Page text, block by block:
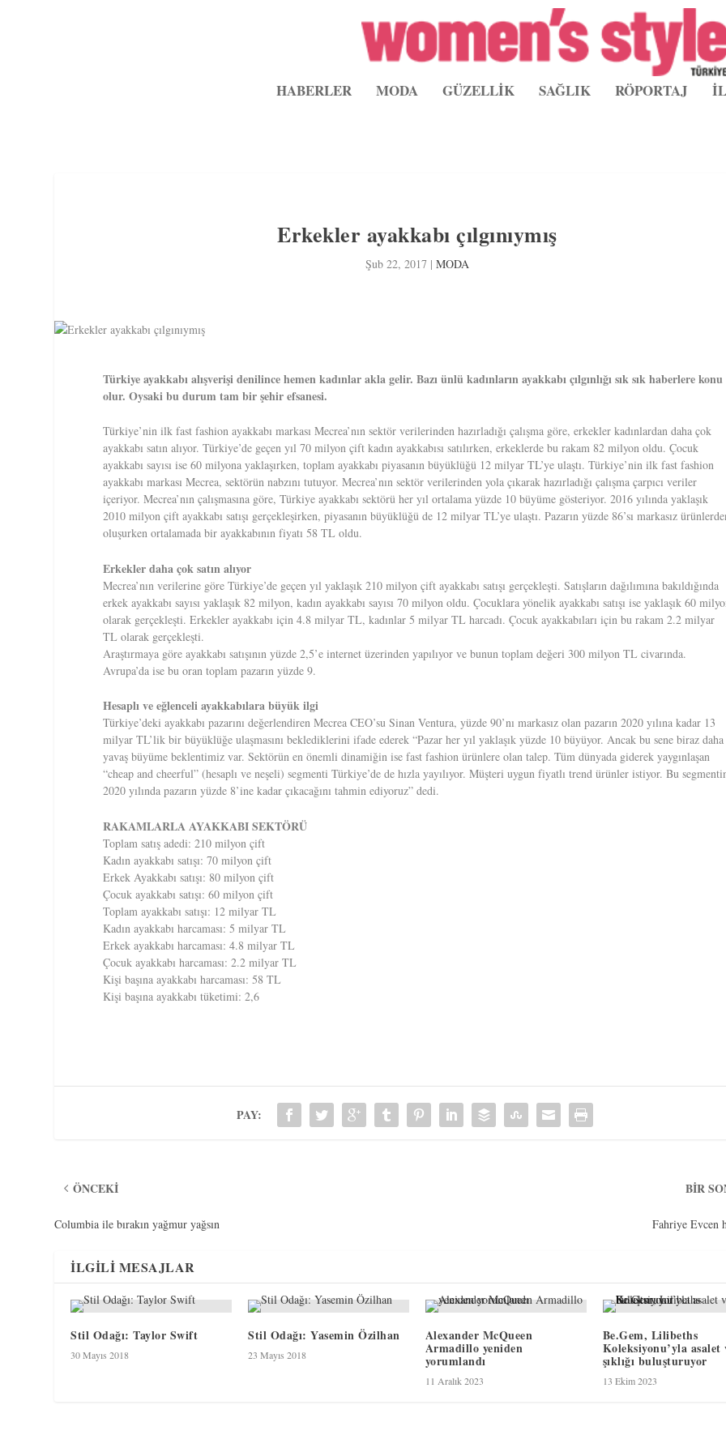
HABERLER MODA GÜZELLİK SAĞLIK RÖPORTAJ
Erkekler ayakkabı çılgınıymış
Şub 22, 2017| MODA
Türkiye ayakkabı alışverişi denilince hemen kadınlar akla gelir. Bazı ünlü kadınların ayakkabı çılgınlığı sık sık haberlere konu
olur. Oysaki bu durum tam bir şehir efsanesi.
Türkiye’nin ilk fast fashion ayakkabı markası Mecrea’nın sektör verilerinden hazırladığı çalışma göre, erkekler kadınlardan daha çok
ayakkabı satın alıyor. Türkiye’de geçen yıl 70 milyon çift kadın ayakkabısı satılırken, erkeklerde bu rakam 82 milyon oldu. Çocuk
ayakkabı sayısı ise 60 milyona yaklaşırken, toplam ayakkabı piyasanın büyüklüğü 12 milyar TL’ye ulaştı. Türkiye’nin ilk fast fashion
ayakkabı markası Mecrea, sektörün nabzını tutuyor. Mecrea’nın sektör verilerinden yola çıkarak hazırladığı çalışma çarpıcı veriler
içeriyor. Mecrea’nın çalışmasına göre, Türkiye ayakkabı sektörü her yıl ortalama yüzde 10 büyüme gösteriyor. 2016 yılında yaklaşık
2010 milyon çift ayakkabı satışı gerçekleşirken, piyasanın büyüklüğü de 12 milyar TL’ye ulaştı. Pazarın yüzde 86’sı markasız
oluşurken ortalamada bir ayakkabının fiyatı 58 TL oldu.
Erkekler daha çok satın alıyor
Mecrea’nın verilerine göre Türkiye’de geçen yıl yaklaşık 210 milyon çift ayakkabı satışı gerçekleşti. Satışların dağılımına bakıldığında
erkek ayakkabı sayısı yaklaşık 82 milyon, kadın ayakkabı sayısı 70 milyon oldu. Çocuklara yönelik ayakkabı satışı ise yaklaşık 60
olarak gerçekleşti. Erkekler ayakkabı için 4.8 milyar TL, kadınlar 5 milyar TL harcadı. Çocuk ayakkabıları için bu rakam 2.2 milyar
TL olarak gerçekleşti.
Araştırmaya göre ayakkabı satışının yüzde 2,5’e internet üzerinden yapılıyor ve bunun toplam değeri 300 milyon TL civarında.
Avrupa’da ise bu oran toplam pazarın yüzde 9.
Hesaplı ve eğlenceli ayakkabılara büyük ilgi
Türkiye’deki ayakkabı pazarını değerlendiren Mecrea CEO’su Sinan Ventura, yüzde 90’nı markasız olan pazarın 2020 yılına kadar 13
milyar TL’lik bir büyüklüğe ulaşmasını beklediklerini ifade ederek “Pazar her yıl yaklaşık yüzde 10 büyüyor. Ancak bu sene biraz daha
yavaş büyüme beklentimiz var. Sektörün en önemli dinamiğin ise fast fashion ürünlere olan talep. Tüm dünyada giderek yaygınlaşan
“cheap and cheerful” (hesaplı ve neşeli) segmenti Türkiye’de de hızla yayılıyor. Müşteri uygun fiyatlı trend ürünler istiyor. Bu
2020 yılında pazarın yüzde 8’ine kadar çıkacağını tahmin ediyoruz” dedi.
RAKAMLARLA AYAKKABI SEKTÖRÜ
Toplam satış adedi: 210 milyon çift
Kadın ayakkabı satışı: 70 milyon çift
Erkek Ayakkabı satışı: 80 milyon çift
Çocuk ayakkabı satışı: 60 milyon çift
Toplam ayakkabı satışı: 12 milyar TL
Kadın ayakkabı harcaması: 5 milyar TL
Erkek ayakkabı harcaması: 4.8 milyar TL
Çocuk ayakkabı harcaması: 2.2 milyar TL
Kişi başına ayakkabı harcaması: 58 TL
Kişi başına ayakkabı tüketimi: 2,6
PAY:
ÖNCEKI
Columbia ile bırakın yağmur yağsın
BIR
Fahriye Evcen
İLGILI MESAJLAR
Stil Odağı: Taylor Swift
30 Mayıs 2018
Stil Odağı: Yasemin Özilhan
23 Mayıs 2018
Alexander McQueen
Armadillo yeniden
yorumlandı
11 Aralık 2023
Be.Gem, Lilibeths
Koleksiyonu’yla asalet
şıklığı buluşturuyor
13 Ekim 2023